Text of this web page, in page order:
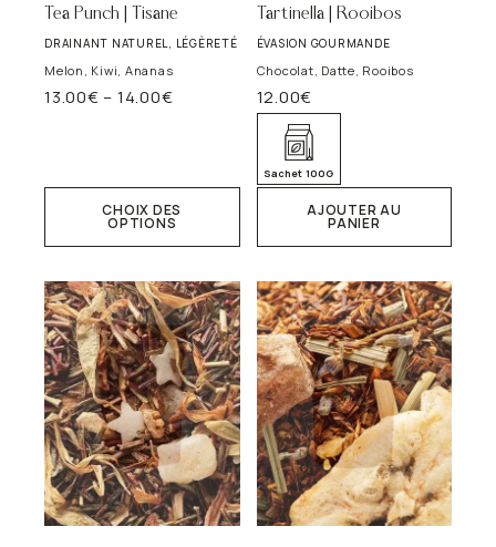
Tea Punch | Tisane
DRAINANT NATUREL, LÉGÈRETÉ
Melon, Kiwi, Ananas
13.00€ – 14.00€
Plage
à
CHOIX DES
OPTIONS
variations.
options
choisies
sur
la
page
du
produit
Tartinella | Rooibos
ÉVASION GOURMANDE
Chocolat, Datte, Rooibos
12.00€
Sachet 100G
AJOUTER AU
PANIER